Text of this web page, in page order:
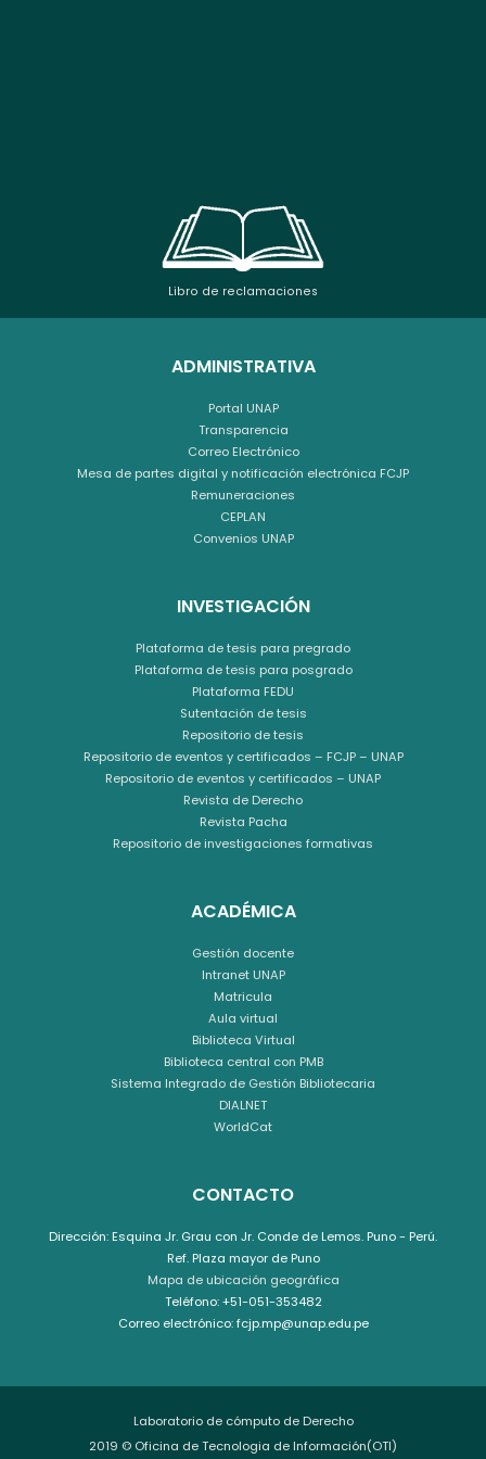
Libro de reclamaciones
ADMINISTRATIVA
Portal UNAP
Transparencia
Correo Electrónico
Mesa de partes digital y notificación electrónica FCJP
Remuneraciones
CEPLAN
Convenios UNAP
INVESTIGACIÓN
Plataforma de tesis para pregrado
Plataforma de tesis para posgrado
Plataforma FEDU
Sutentación de tesis
Repositorio de tesis
Repositorio de eventos y certificados – FCJP – UNAP
Repositorio de eventos y certificados – UNAP
Revista de Derecho
Revista Pacha
Repositorio de investigaciones formativas
ACADÉMICA
Gestión docente
Intranet UNAP
Matricula
Aula virtual
Biblioteca Virtual
Biblioteca central con PMB
Sistema Integrado de Gestión Bibliotecaria
DIALNET
WorldCat
CONTACTO
Dirección: Esquina Jr. Grau con Jr. Conde de Lemos. Puno - Perú.
Ref. Plaza mayor de Puno
Mapa de ubicación geográfica
Teléfono: +51-051-353482
Correo electrónico: fcjp.mp@unap.edu.pe
Laboratorio de cómputo de Derecho
2019 © Oficina de Tecnologia de Información(OTI)